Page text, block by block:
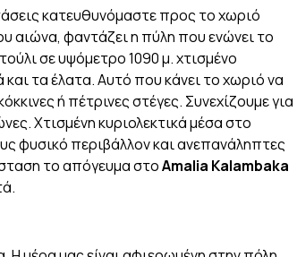
κατευθυνόμαστε προς το χωριό
αιώνα, φαντάζει η πύλη που ενώνει το
σε υψόμετρο 1090 μ. χτισμένο
τα έλατα. Αυτό που κάνει το χωριό να
ή πέτρινες στέγες. Συνεχίζουμε για
Χτισμένη κυριολεκτικά μέσα στο
φυσικό περιβάλλον και ανεπανάληπτες
το απόγευμα στοΑmalia Kalambaka